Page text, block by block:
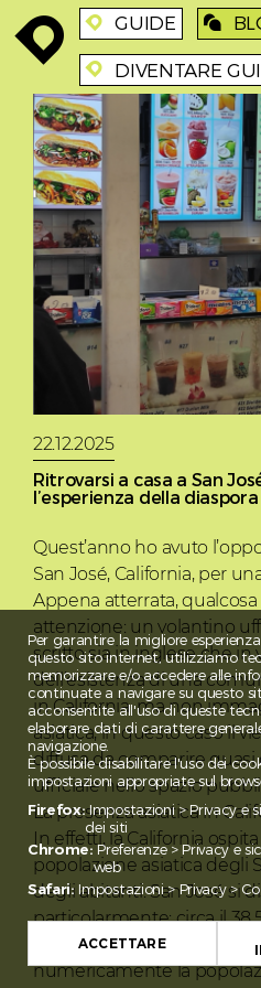
enroute enroute GUIDE blog
enroute DIVENTARE
22.12.2025
Ritrovarsi a casa a San
l’esperienza della
Quest’anno ho avuto
San José, California, per
Appena atterrata,
attenzione: un volantino
scritto sia in inglese che in
dell’esistenza di una
in California, ma non
asiatica, in questo caso il
diffusa da comparire
ufficiale nello spazio
La presenza asiatica in
In effetti, la California
popolazione asiatica degli
degli abitanti. San José si
particolarmente: circa il
asiatica, di cui quasi il
numericamente la
Per garantire la migliore
questo sito internet, utilizziamo
memorizzare e/o accedere alle
continuate a navigare su questo
acconsentite all'uso di queste
elaborare dati di carattere
navigazione.
È possibile disabilitare l'uso dei
impostazioni appropriate sul
Firefox:Impostazioni > Privacy e
dei siti
Chrome:Preferenze > Privacy e
web
Safari:Impostazioni > Privacy >
ACCETTARE